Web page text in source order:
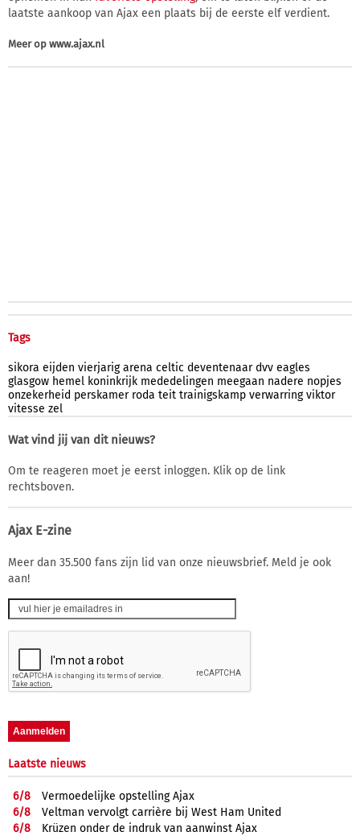
laatste aankoop van Ajax een plaats bij de eerste elf verdient.
Meer op www.ajax.nl
Tags
sikora eijden vierjarig arena celtic deventenaar dvv eagles
glasgow hemel koninkrijk mededelingen meegaan nadere nopjes
onzekerheid perskamer roda teit trainigskamp verwarring viktor
vitesse zel
Wat vind jij van dit nieuws?
Om te reageren moet je eerst inloggen. Klik op de link
rechtsboven.
Ajax E-zine
Meer dan 35.500 fans zijn lid van onze nieuwsbrief. Meld je ook
aan!
Laatste nieuws
6/8
Vermoedelijke opstelling Ajax
6/8
Veltman vervolgt carrière bij West Ham United
6/8
Krüzen onder de indruk van aanwinst Ajax